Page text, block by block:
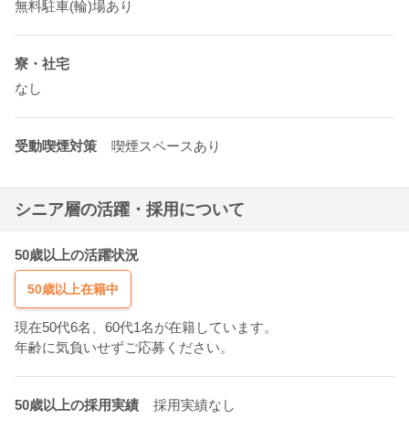
無料駐車(輪)場あり
寮・社宅
なし
受動喫煙対策 喫煙スペースあり
シニア層の活躍・採用について
50歳以上の活躍状況
50歳以上在籍中
現在50代6名、60代1名が在籍しています。
年齢に気負いせずご応募ください。
50歳以上の採用実績 採用実績なし